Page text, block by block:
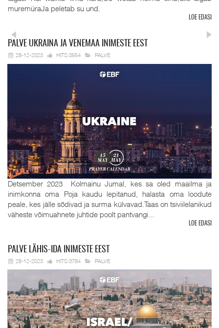
muremüraJa peletab su und.
LOE EDASI
PALVE UKRAINA JA VENEMAA INIMESTE EEST
28-12-2023 HITS:3554 PALVE
Detsember 2023 Kolmainu Jumal, kes sa oled maailma ja
inimkonna oma Poja kaudu lepitanud, halasta oma loodute
peale, kes jälle sõdivad ja surma külvavad.Taas on tsiviilelanikud
väheste võimuahnete juhtide poolt pantvangi...
LOE EDASI
PALVE LÄHIS-IDA INIMESTE EEST
28-12-2023 HITS:3784 PALVE